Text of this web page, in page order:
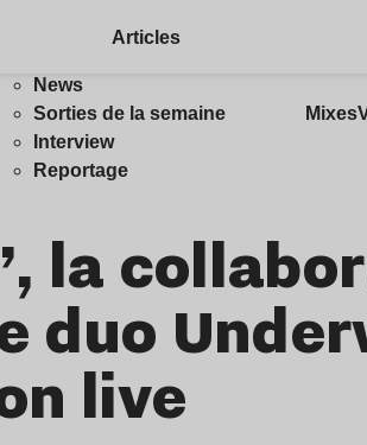
Articles
News
Sorties de la semaine
Interview
Reportage
Mixes
la
duo
live